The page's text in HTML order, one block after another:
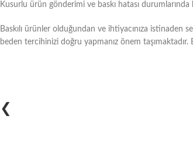
Kusurlu ürün gönderimi ve baskı hatası
Baskılı ürünler olduğundan ve ihtiyacınıza istinaden
beden tercihinizi doğru yapmanız önem
❮